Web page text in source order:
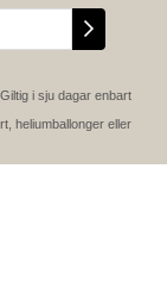
i sju dagar enbart
heliumballonger eller